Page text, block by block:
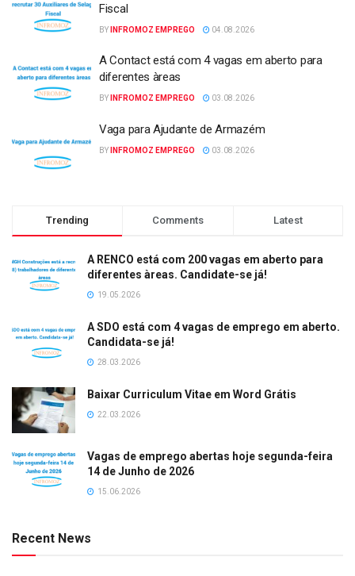
Fiscal
BY INFROMOZ EMPREGO 04.08.2026
A Contact está com 4 vagas em aberto para
diferentes àreas
BY INFROMOZ EMPREGO 03.08.2026
Vaga para Ajudante de Armazém
BY INFROMOZ EMPREGO 03.08.2026
Trending Comments Latest
A RENCO está com 200 vagas em aberto para
diferentes àreas. Candidate-se já!
19.05.2026
A SDO está com 4 vagas de emprego em aberto.
Candidata-se já!
28.03.2026
Baixar Curriculum Vitae em Word Grátis
22.03.2026
Vagas de emprego abertas hoje segunda-feira
14 de Junho de 2026
15.06.2026
Recent News